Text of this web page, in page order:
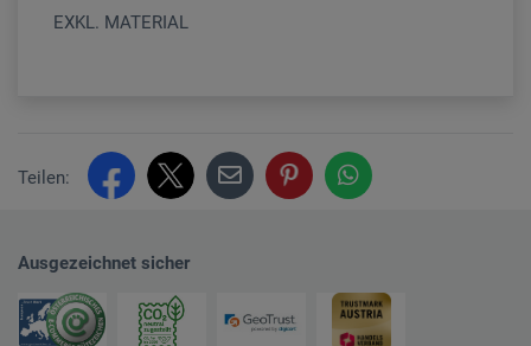
EXKL. MATERIAL
Teilen:
Ausgezeichnet sicher